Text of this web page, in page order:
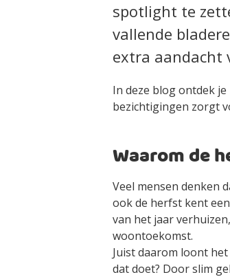
spotlight te
vallende
extra aandacht
In deze blog ontdek
bezichtigingen zorgt
Waarom de
Veel mensen denken
ook de herfst kent
van het jaar
woontoekomst.
Juist daarom loont
dat doet? Door slim